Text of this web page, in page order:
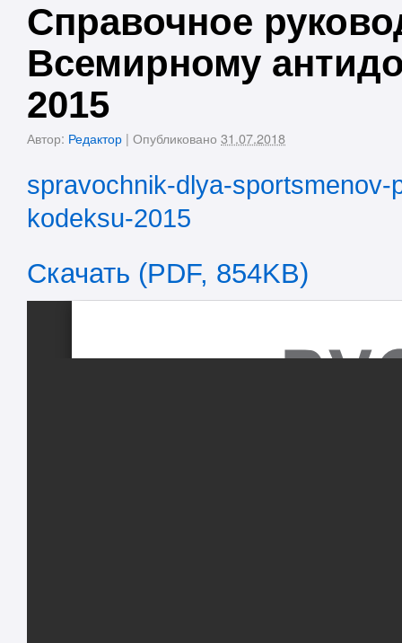
Справочное
Всемирному
2015
Автор: Редактор | Опубликовано 31.07.2018
spravochnik-dlya-
kodeksu-2015
Скачать (PDF, 854KB)